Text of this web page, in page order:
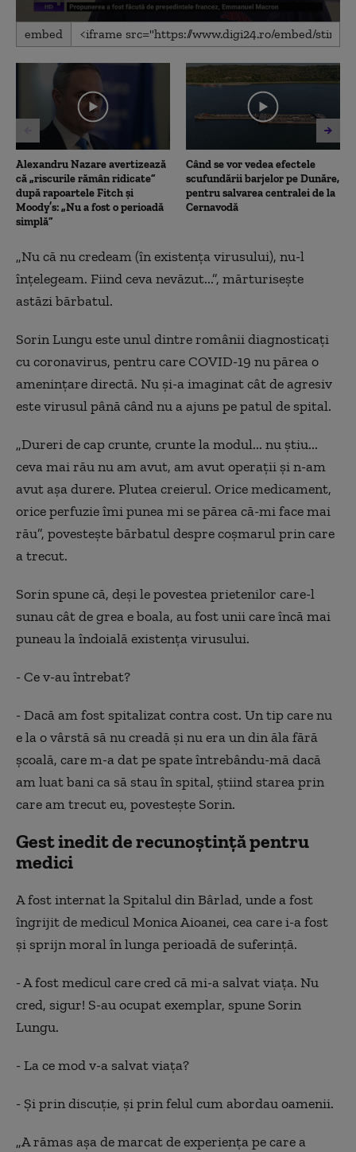
0
seconds
2
minutes,
seconds
embed
Alexandru Nazare avertizează
că „riscurile rămân ridicate”
după rapoartele Fitch și
Moody’s: „Nu a fost o perioadă
simplă”
Când se vor vedea efectele
scufundării barjelor pe Dunăre,
pentru salvarea centralei de la
Cernavodă
„Nu că nu credeam (în existența virusului), nu-l
înțelegeam. Fiind ceva nevăzut...”, mărturisește
astăzi bărbatul.
Sorin Lungu este unul dintre românii diagnosticați
cu coronavirus, pentru care COVID-19 nu părea o
amenințare directă. Nu și-a imaginat cât de agresiv
este virusul până când nu a ajuns pe patul de spital.
„Dureri de cap crunte, crunte la modul... nu știu...
ceva mai rău nu am avut, am avut operații și n-am
avut așa durere. Plutea creierul. Orice medicament,
orice perfuzie îmi punea mi se părea că-mi face mai
rău”, povestește bărbatul despre coșmarul prin care
a trecut.
Sorin spune că, deși le povestea prietenilor care-l
sunau cât de grea e boala, au fost unii care încă mai
puneau la îndoială existența virusului.
- Ce v-au întrebat?
- Dacă am fost spitalizat contra cost. Un tip care nu
e la o vârstă să nu creadă și nu era un din ăla fără
școală, care m-a dat pe spate întrebându-mă dacă
am luat bani ca să stau în spital, știind starea prin
care am trecut eu, povestește Sorin.
Gest inedit de recunoștință pentru
medici
A fost internat la Spitalul din Bârlad, unde a fost
îngrijit de medicul Monica Aioanei, cea care i-a fost
și sprijn moral în lunga perioadă de suferință.
- A fost medicul care cred că mi-a salvat viața. Nu
cred, sigur! S-au ocupat exemplar, spune Sorin
Lungu.
- La ce mod v-a salvat viața?
- Și prin discuție, și prin felul cum abordau oamenii.
„A rămas așa de marcat de experiența pe care a